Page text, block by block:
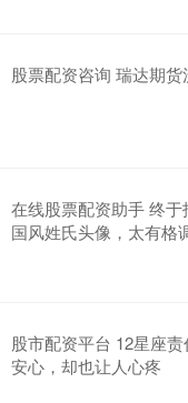
股票配资咨询 瑞达期
在线股票配资助手 终
国风姓氏头像，太有格
股市配资平台 12星座
安心，却也让人心疼